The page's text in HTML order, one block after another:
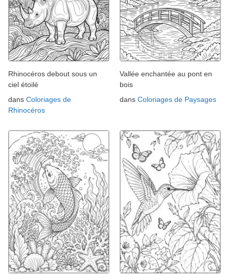
Rhinocéros debout sous un
ciel étoilé
dans Coloriages de
Rhinocéros
Vallée enchantée au pont en
bois
dans Coloriages de Paysages